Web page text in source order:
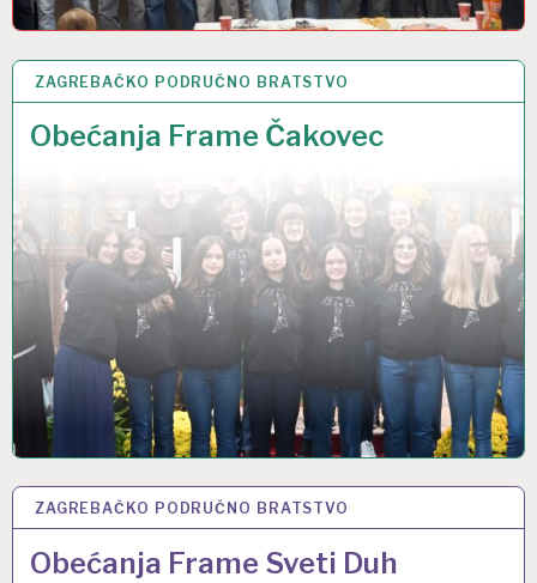
ZAGREBAČKO PODRUČNO BRATSTVO
Obećanja Frame Čakovec
20 STU 2025
ZAGREBAČKO PODRUČNO BRATSTVO
Obećanja Frame Sveti Duh
20 STU 2025